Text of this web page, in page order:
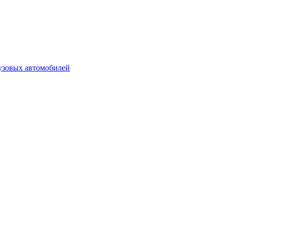
автомобилей